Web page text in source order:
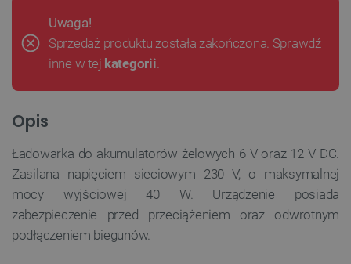
Uwaga!
Sprzedaż produktu została zakończona. Sprawdź
inne w tej kategorii.
Opis
Ładowarka do akumulatorów żelowych 6 V oraz 12 V DC.
Zasilana napięciem sieciowym 230 V, o maksymalnej
mocy wyjściowej 40 W. Urządzenie posiada
zabezpieczenie przed przeciążeniem oraz odwrotnym
podłączeniem biegunów.